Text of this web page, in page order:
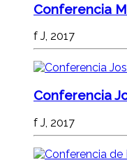
Conferencia
f J, 2017
Conferencia
f J, 2017